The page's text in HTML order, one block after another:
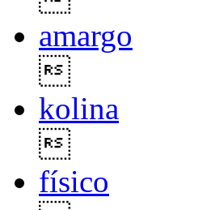
amargo
kolina
físico